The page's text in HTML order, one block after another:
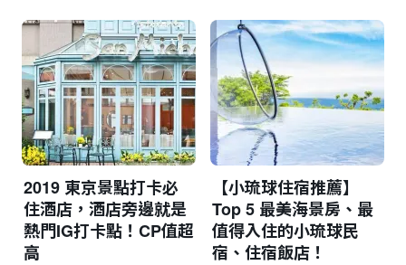
2019 東京景點打卡必
住酒店，酒店旁邊就是
熱門IG打卡點！CP值超
高
【小琉球住宿推薦】
Top 5 最美海景房、最
值得入住的小琉球民
宿、住宿飯店！